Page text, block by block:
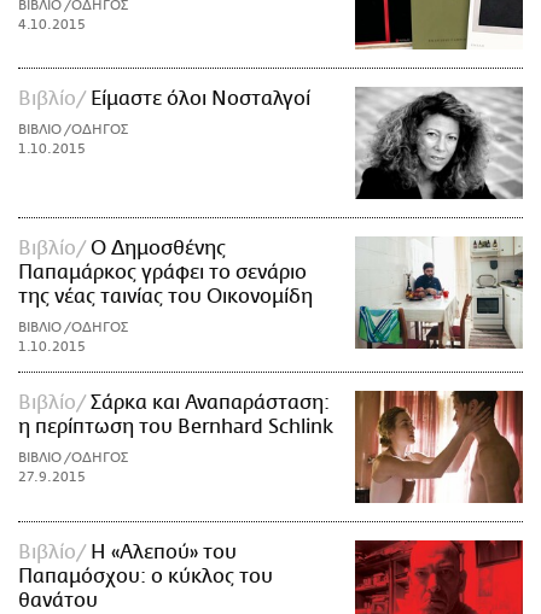
ΒΙΒΛΙΟ /ΟΔΗΓΟΣ
4.10.2015
Βιβλίο Είμαστε όλοι Νοσταλγοί
ΒΙΒΛΙΟ /ΟΔΗΓΟΣ
1.10.2015
Βιβλίο
Ο Δημοσθένης
Παπαμάρκος γράφει το σενάριο
της νέας ταινίας του Οικονομίδη
ΒΙΒΛΙΟ /ΟΔΗΓΟΣ
1.10.2015
Βιβλίο
Σάρκα και Αναπαράσταση:
η περίπτωση του Bernhard Schlink
ΒΙΒΛΙΟ /ΟΔΗΓΟΣ
27.9.2015
Βιβλίο
Η «Αλεπού» του
Παπαμόσχου: ο κύκλος του
θανάτου